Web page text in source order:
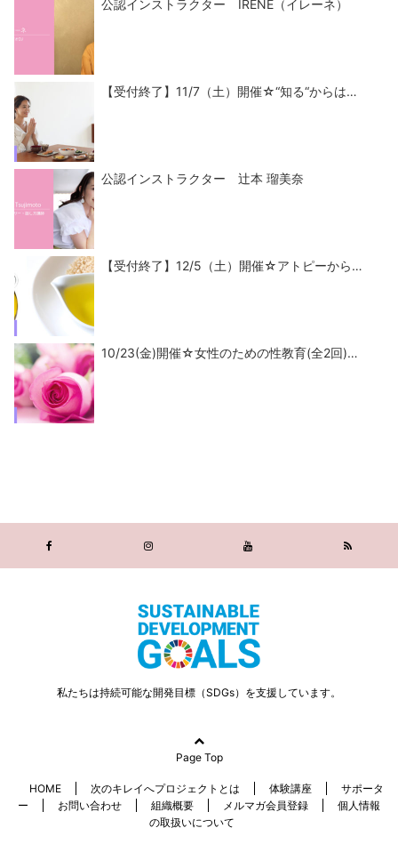
公認インストラクター IRENE（イレーネ）
【受付終了】11/7（土）開催☆“知る“からは…
公認インストラクター 辻本 瑠美奈
【受付終了】12/5（土）開催☆アトピーから…
10/23(金)開催☆女性のための性教育(全2回)…
私たちは持続可能な開発目標（SDGs）を支援しています。
Page Top
HOME 次のキレイへプロジェクトとは 体験講座
サポータ
ー
お問い合わせ 組織概要 メルマガ会員登録
個人情報
の取扱いについて